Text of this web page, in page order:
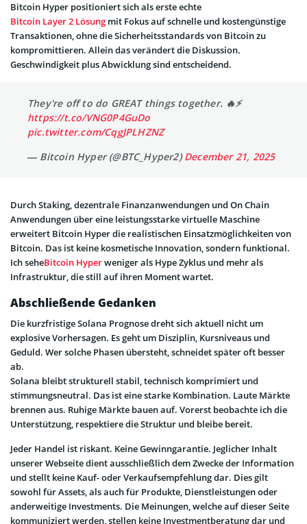
Bitcoin Hyper positioniert sich als erste echte
Bitcoin Layer 2 Lösung mit Fokus auf schnelle und kostengünstige
Transaktionen, ohne die Sicherheitsstandards von Bitcoin zu
kompromittieren. Allein das verändert die Diskussion.
Geschwindigkeit plus Abwicklung sind entscheidend.
They're off to do GREAT things together. 🔥⚡️
https://t.co/VNG0P4GuDo
pic.twitter.com/CqgJPLHZNZ
— Bitcoin Hyper (@BTC_Hyper2)December 21, 2025
Durch Staking, dezentrale Finanzanwendungen und On Chain
Anwendungen über eine leistungsstarke virtuelle Maschine
erweitert Bitcoin Hyper die realistischen Einsatzmöglichkeiten von
Bitcoin. Das ist keine kosmetische Innovation, sondern funktional.
Ich seheBitcoin Hyperweniger als Hype Zyklus und mehr als
Infrastruktur, die still auf ihren Moment wartet.
Abschließende Gedanken
Die kurzfristige Solana Prognose dreht sich aktuell nicht um
explosive Vorhersagen. Es geht um Disziplin, Kursniveaus und
Geduld. Wer solche Phasen übersteht, schneidet später oft besser
ab.
Solana bleibt strukturell stabil, technisch komprimiert und
stimmungsneutral. Das ist eine starke Kombination. Laute Märkte
brennen aus. Ruhige Märkte bauen auf. Vorerst beobachte ich die
Unterstützung, respektiere die Struktur und bleibe bereit.
Jeder Handel ist riskant. Keine Gewinngarantie. Jeglicher Inhalt
unserer Webseite dient ausschließlich dem Zwecke der Information
und stellt keine Kauf- oder Verkaufsempfehlung dar. Dies gilt
sowohl für Assets, als auch für Produkte, Dienstleistungen oder
anderweitige Investments. Die Meinungen, welche auf dieser Seite
kommuniziert werden, stellen keine Investmentberatung dar und